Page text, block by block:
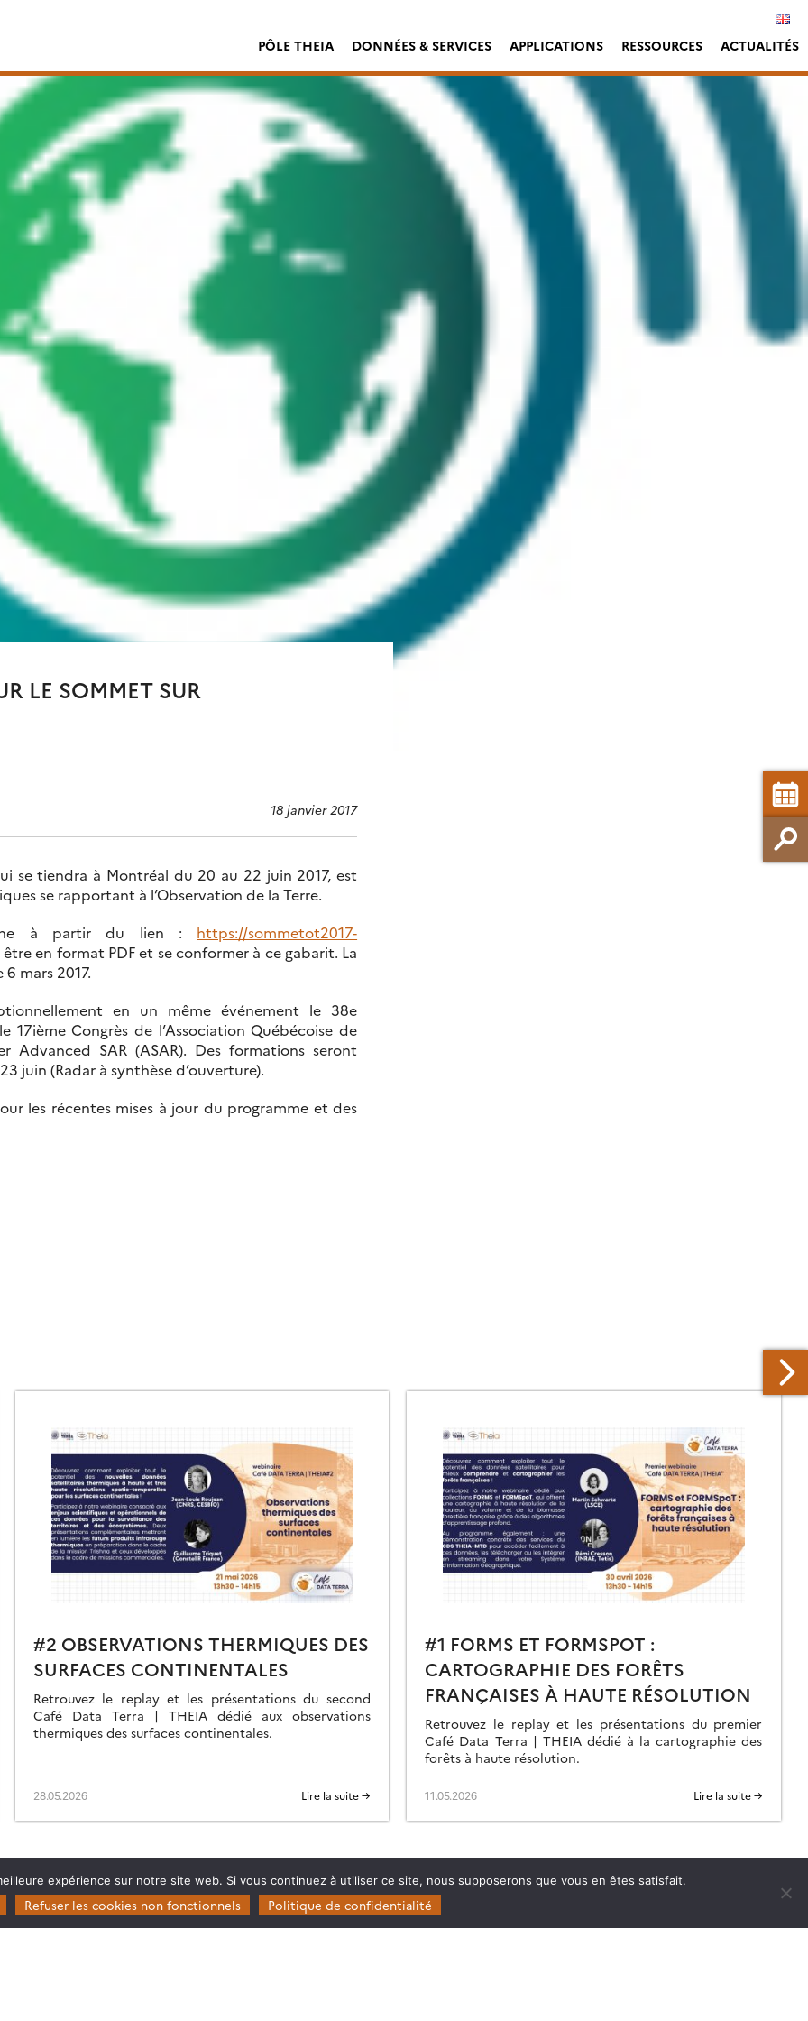
PÔLE THEIA DONNÉES & SERVICES APPLICATIONS RESSOURCES ACTUALITÉS
LE SOMMET SUR
18 janvier 2017
se tiendra à Montréal du 20 au 22 juin 2017, est
se rapportant à l’Observation de la Terre.
à partir du lien : https://sommetot2017-
en format PDF et se conformer à ce gabarit. La
mars 2017.
en un même événement le 38e
Congrès de l’Association Québécoise de
Advanced SAR (ASAR). Des formations seront
juin (Radar à synthèse d’ouverture).
les récentes mises à jour du programme et des
#2 OBSERVATIONS THERMIQUES DES
SURFACES CONTINENTALES
Retrouvez le replay et les présentations du second
Café Data Terra | THEIA dédié aux observations
thermiques des surfaces continentales.
28.05.2026 Lire la suite →
#1 FORMS ET FORMSPOT :
CARTOGRAPHIE DES FORÊTS
FRANÇAISES À HAUTE RÉSOLUTION
Retrouvez le replay et les présentations du premier
Café Data Terra | THEIA dédié à la cartographie des
forêts à haute résolution.
11.05.2026 Lire la suite →
Restez en contact Follow Follow Follow Follow
expérience sur notre site web. Si vous continuez à utiliser ce site, nous supposerons que vous en êtes satisfait.
Refuser les cookies non fonctionnels Politique de confidentialité